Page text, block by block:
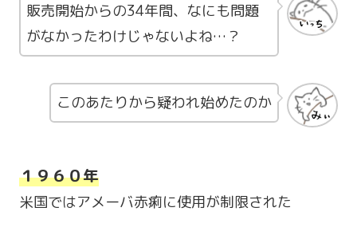
販売開始からの34年間、なにも問題
がなかったわけじゃないよね…？
このあたりから疑われ始めたのか
１９６０年
米国ではアメーバ赤痢に使用が制限された